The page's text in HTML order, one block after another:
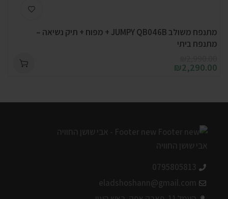
מתנפח משולב JUMPY QB046B + מפוח + תיק נשיאה –
מתנפח ביתי
₪2,290.00
0795805813
eladshoshann@gmail.com